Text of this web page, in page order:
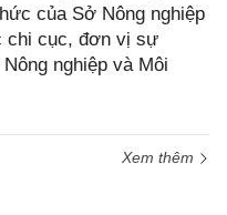
của Sở Nông nghiệp
chi cục, đơn vị sự
nghiệp và Môi
Xem thêm